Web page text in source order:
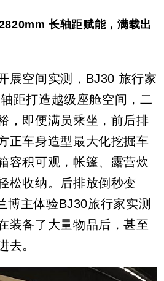
长轴距赋能，满载出
空间实测，BJ30 旅行家
距打造越级座舱空间，二
，即便满员乘坐，前后排
正车身造型最大化挖掘车
容积可观，帐篷、露营炊
松收纳。后排放倒秒变
博主体验BJ30旅行家实测
装备了大量物品后，甚至
去。